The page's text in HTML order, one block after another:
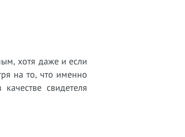
хотя даже и если
на то, что именно
свидетеля